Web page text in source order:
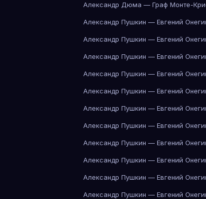
Александр Дюма — Граф Монте-
Александр Пушкин — Евгений
Александр Пушкин — Евгений
Александр Пушкин — Евгений
Александр Пушкин — Евгений
Александр Пушкин — Евгений
Александр Пушкин — Евгений
Александр Пушкин — Евгений
Александр Пушкин — Евгений
Александр Пушкин — Евгений
Александр Пушкин — Евгений
Александр Пушкин — Евгений